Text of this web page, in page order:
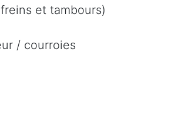
et tambours)
/ courroies